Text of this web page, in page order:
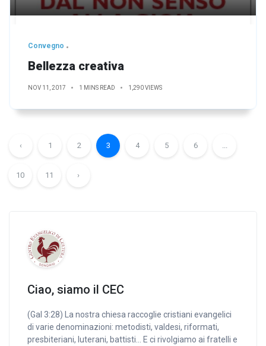
Convegno
Bellezza creativa
NOV 11, 2017 1 MINS READ 1,290 VIEWS
‹ 1 2 3 4 5 6
10 11 ›
Ciao, siamo il CEC
(Gal 3:28) La nostra chiesa raccoglie cristiani evangelici
di varie denominazioni: metodisti, valdesi, riformati,
presbiteriani, luterani, battisti… E ci rivolgiamo ai fratelli e